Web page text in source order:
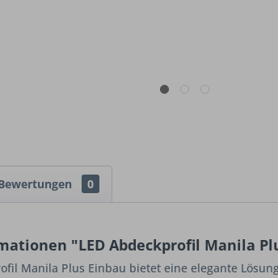
0
"LED Abdeckprofil Manila
Manila Plus Einbau bietet eine elegante